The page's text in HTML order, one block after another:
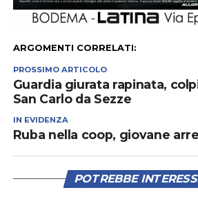
ARGOMENTI CORRELATI:
PROSSIMO ARTICOLO
Guardia giurata rapinata,
San Carlo da Sezze
IN EVIDENZA
Ruba nella coop, giovane
POTREBBE